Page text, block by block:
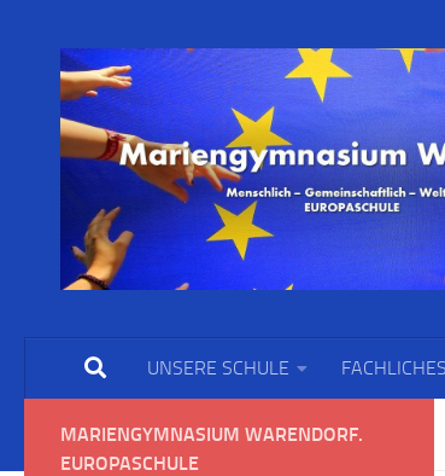
UNSERE SCHULE
MARIENGYMNASIUM WARENDORF.
EUROPASCHULE